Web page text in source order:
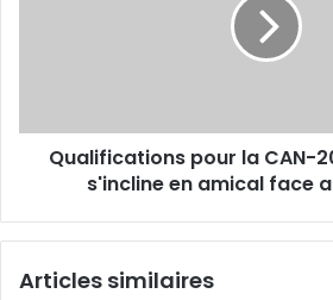
s'incline
(2-
Qualifications pour la CAN-
s'incline en amical face
Articles similaires